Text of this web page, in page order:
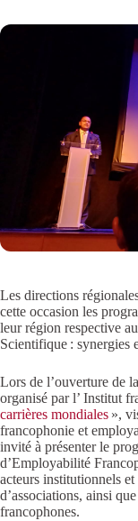
Les directions
cette occasion les
leur région respective
Scientifique : synergies
Lors de l’ouverture de
organisé par l’ Institut
carrières mondiales »,
francophonie et
invité à présenter le
d’Employabilité
acteurs institutionnels
d’associations, ainsi
francophones.